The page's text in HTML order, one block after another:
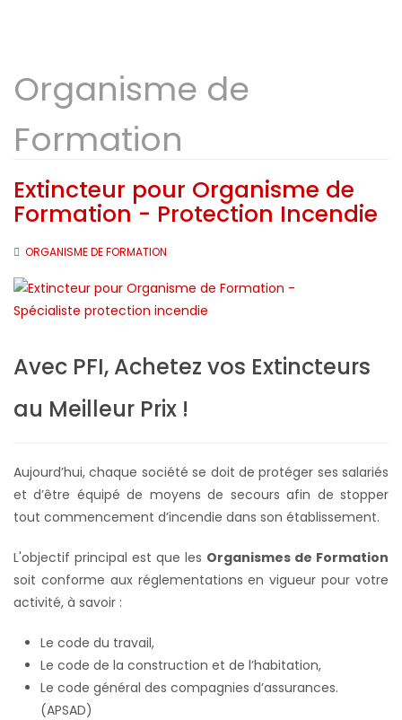
Organisme de
Formation
Extincteur pour Organisme de
Formation - Protection Incendie
ORGANISME DE FORMATION
Avec PFI, Achetez vos Extincteurs
au Meilleur Prix !
Aujourd’hui, chaque société se doit de protéger ses salariés
et d’être équipé de moyens de secours afin de stopper
tout commencement d’incendie dans son établissement.
L'objectif principal est que les Organismes de Formation
soit conforme aux réglementations en vigueur pour votre
activité, à savoir :
Le code du travail,
Le code de la construction et de l’habitation,
Le code général des compagnies d’assurances.
(APSAD)